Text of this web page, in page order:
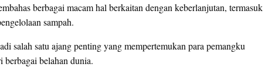
berbagai macam hal berkaitan dengan keberlanjutan, termasuk
sampah.
salah satu ajang penting yang mempertemukan para pemangku
berbagai belahan dunia.